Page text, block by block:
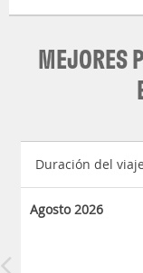
MEJORES
Duración del
Agosto 2026